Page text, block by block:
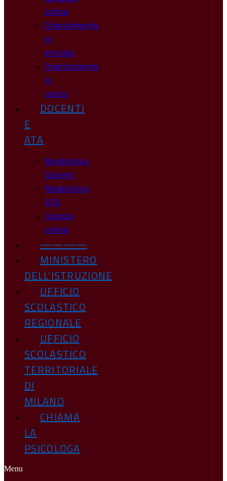
online
Orientamento
in
entrata
Orientamento
in
uscita
DOCENTI
E
ATA
Modulistica
Docenti
Modulistica
ATA
Istanze
online
————
MINISTERO
DELL’ISTRUZIONE
UFFICIO
SCOLASTICO
REGIONALE
UFFICIO
SCOLASTICO
TERRITORIALE
DI
MILANO
CHIAMA
LA
PSICOLOGA
Menu